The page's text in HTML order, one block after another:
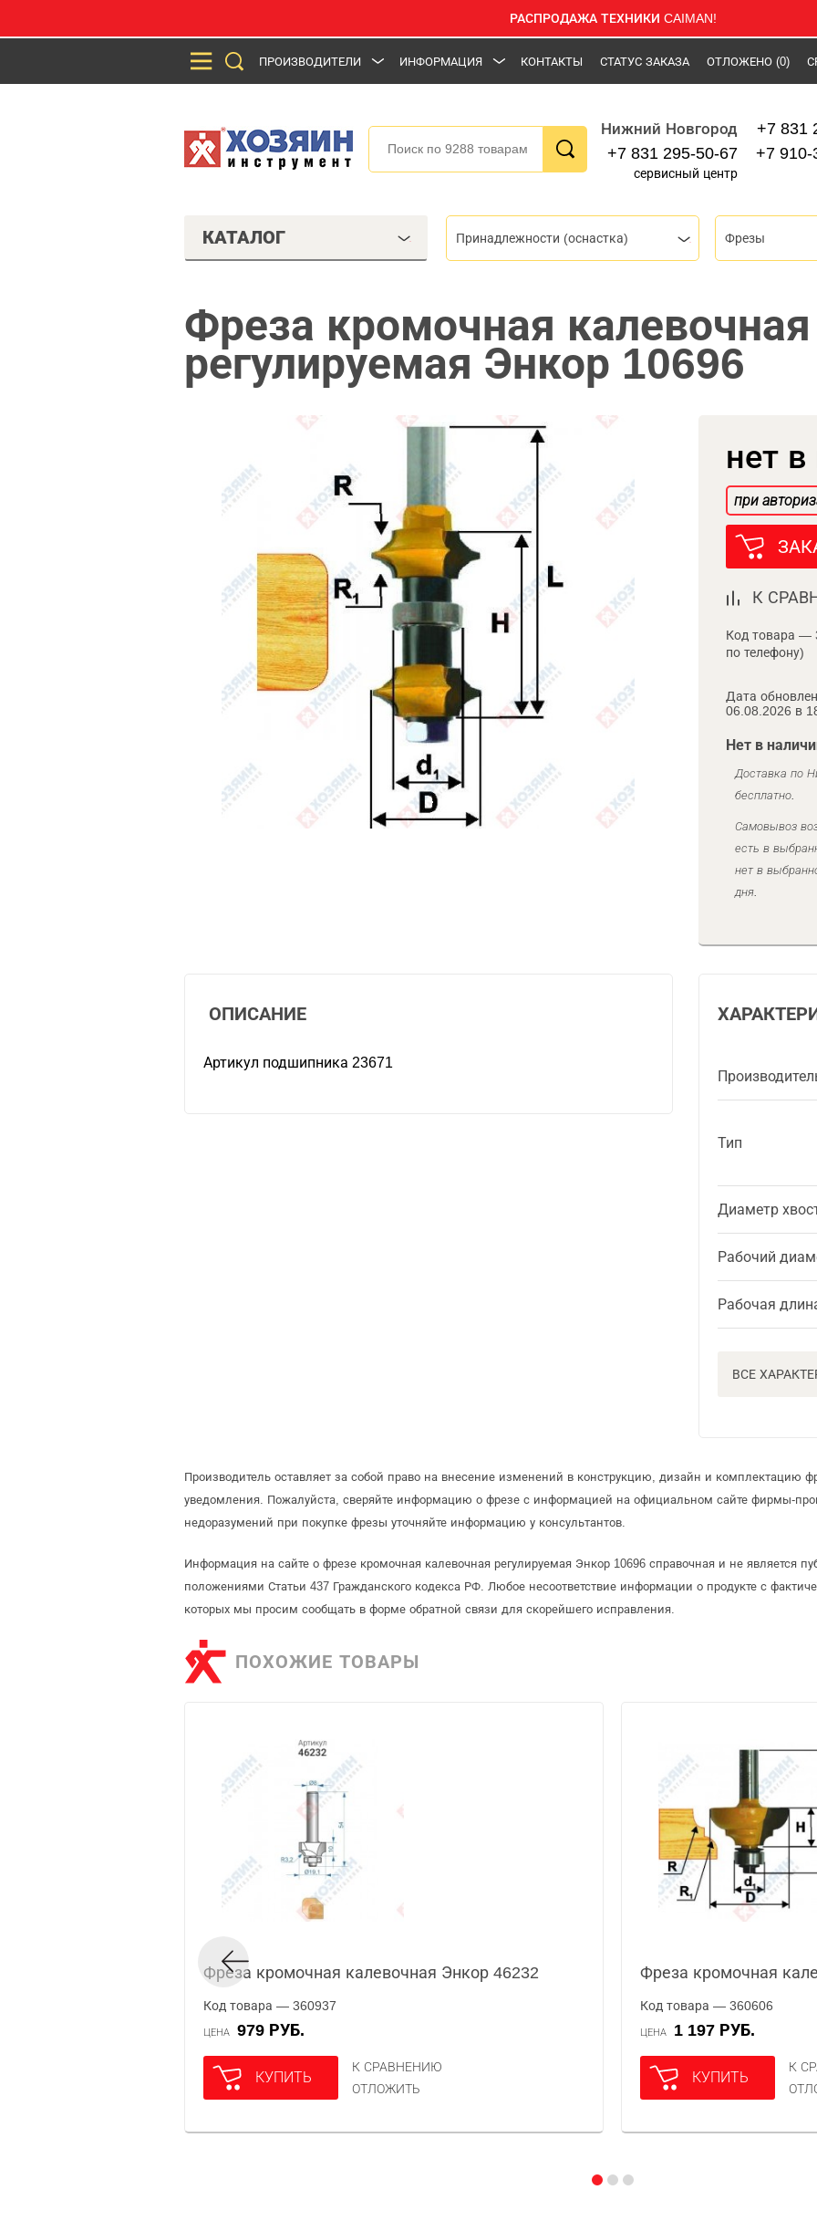
РАСПРОДАЖА ТЕХНИКИ CAIMAN!
ПРОИЗВОДИТЕЛИ ИНФОРМАЦИЯ КОНТАКТЫ СТАТУС ЗАКАЗА ОТЛОЖЕНО (0)
Нижний Новгород
+7 831 295-50-67
сервисный центр
+7 831
+7 910-
КАТАЛОГ Принадлежности (оснастка) Фрезы
Фреза кромочная калевочная
регулируемая Энкор 10696
нет
при
К
Код товара —
по телефону)
Дата
06.08.2026 в
Нет в
Доставка по
бесплатно.
Самовывоз
есть в
нет в
дня.
Тип
Диаметр
Рабочий
Рабочая
ВСЕ
ОПИСАНИЕ
Артикул подшипника 23671
Производитель оставляет за собой право на внесение изменений в конструкцию, дизайн и комплектацию
уведомления. Пожалуйста, сверяйте информацию о фрезе с информацией на официальном сайте фирмы-
недоразумений при покупке фрезы уточняйте информацию у консультантов.
Информация на сайте о фрезе кромочная калевочная регулируемая Энкор 10696 справочная и не является
положениями Статьи 437 Гражданского кодекса РФ. Любое несоответствие информации о продукте с
которых мы просим сообщать в форме обратной связи для скорейшего исправления.
ПОХОЖИЕ ТОВАРЫ
Фреза кромочная калевочная Энкор 46232
Код товара — 360937
ЦЕНА 979 РУБ.
КУПИТЬ
К СРАВНЕНИЮ
ОТЛОЖИТЬ
Фреза кромочная
Код товара — 360606
ЦЕНА 1 197 РУБ.
КУПИТЬ
К